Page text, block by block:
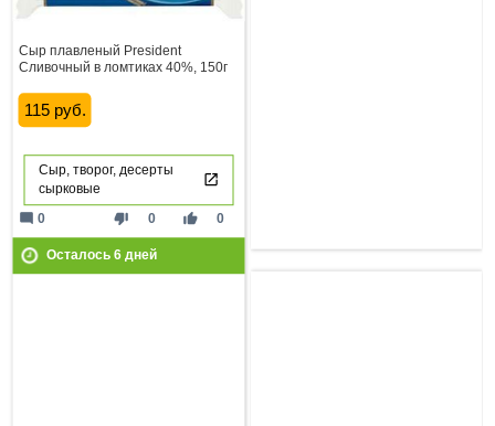
Сыр плавленый President
Сливочный в ломтиках 40%, 150г
115 руб.
Сыр, творог, десерты
сырковые
thumb_down 0 thumb_up 0
mode_comment 0
Осталось 6дней